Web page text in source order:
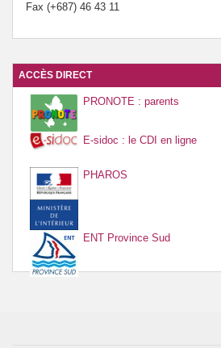
Fax (+687) 46 43 11
ACCÈS DIRECT
PRONOTE : parents
E-sidoc : le CDI en ligne
PHAROS
ENT Province Sud